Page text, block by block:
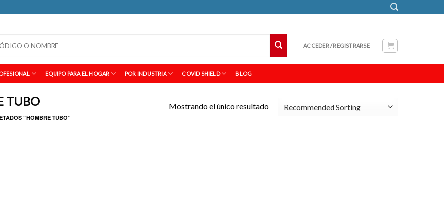
ACCEDER / REGISTRARSE
EQUIPO PARA EL HOGAR POR INDUSTRIA COVID SHIELD BLOG
TUBO
“HOMBRE TUBO”
Mostrando el único resultado